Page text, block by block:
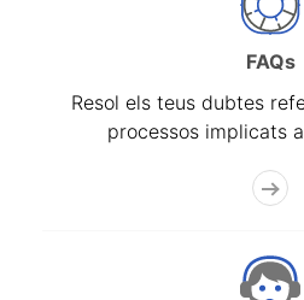
FAQs
Resol els teus dubtes
processos implicats